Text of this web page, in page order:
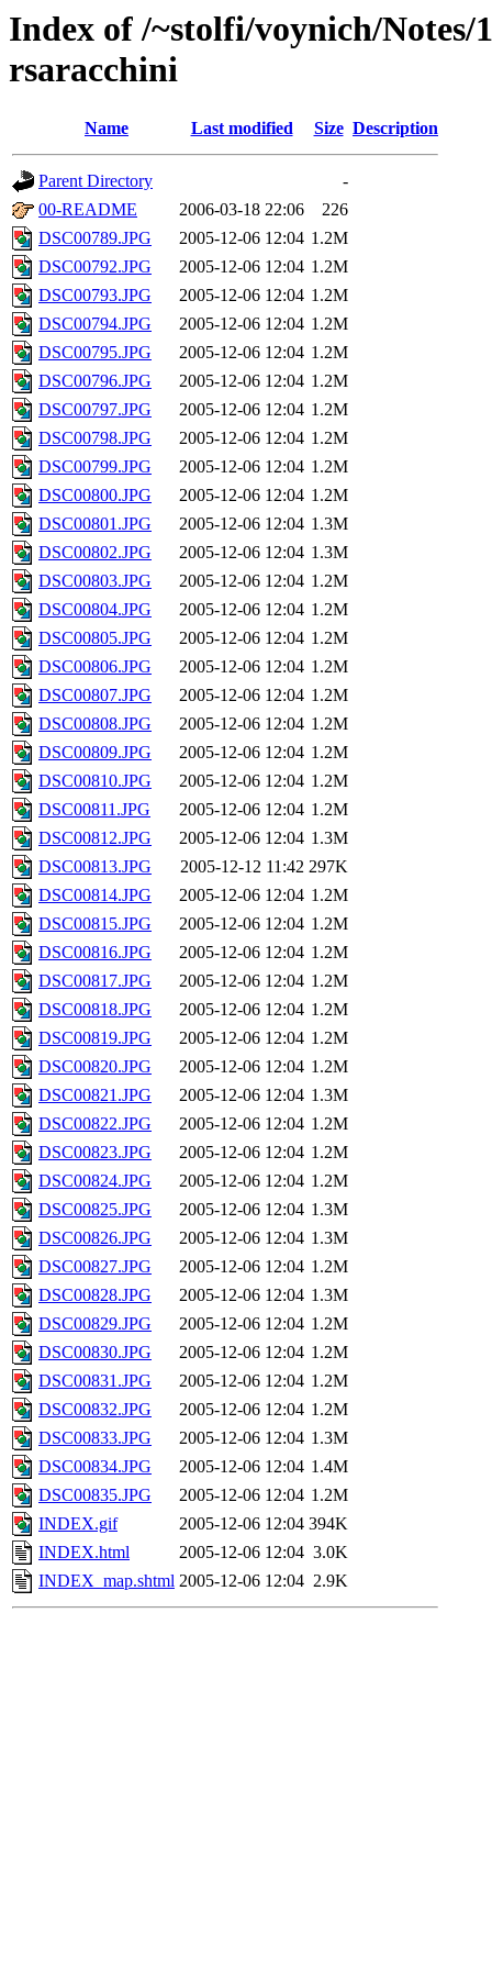
Index of /~stolfi/voynich/Notes/
rsaracchini
Name Last modified Size Description
Parent Directory
-
00-README
2006-03-18 22:06
226
DSC00789.JPG
2005-12-06 12:04 1.2M
DSC00792.JPG
2005-12-06 12:04 1.2M
DSC00793.JPG
2005-12-06 12:04 1.2M
DSC00794.JPG
2005-12-06 12:04 1.2M
DSC00795.JPG
2005-12-06 12:04 1.2M
DSC00796.JPG
2005-12-06 12:04 1.2M
DSC00797.JPG
2005-12-06 12:04 1.2M
DSC00798.JPG
2005-12-06 12:04 1.2M
DSC00799.JPG
2005-12-06 12:04 1.2M
DSC00800.JPG
2005-12-06 12:04 1.2M
DSC00801.JPG
2005-12-06 12:04 1.3M
DSC00802.JPG
2005-12-06 12:04 1.3M
DSC00803.JPG
2005-12-06 12:04 1.2M
DSC00804.JPG
2005-12-06 12:04 1.2M
DSC00805.JPG
2005-12-06 12:04 1.2M
DSC00806.JPG
2005-12-06 12:04 1.2M
DSC00807.JPG
2005-12-06 12:04 1.2M
DSC00808.JPG
2005-12-06 12:04 1.2M
DSC00809.JPG
2005-12-06 12:04 1.2M
DSC00810.JPG
2005-12-06 12:04 1.2M
DSC00811.JPG
2005-12-06 12:04 1.2M
DSC00812.JPG
2005-12-06 12:04 1.3M
DSC00813.JPG
2005-12-12 11:42 297K
DSC00814.JPG
2005-12-06 12:04 1.2M
DSC00815.JPG
2005-12-06 12:04 1.2M
DSC00816.JPG
2005-12-06 12:04 1.2M
DSC00817.JPG
2005-12-06 12:04 1.2M
DSC00818.JPG
2005-12-06 12:04 1.2M
DSC00819.JPG
2005-12-06 12:04 1.2M
DSC00820.JPG
2005-12-06 12:04 1.2M
DSC00821.JPG
2005-12-06 12:04 1.3M
DSC00822.JPG
2005-12-06 12:04 1.2M
DSC00823.JPG
2005-12-06 12:04 1.2M
DSC00824.JPG
2005-12-06 12:04 1.2M
DSC00825.JPG
2005-12-06 12:04 1.3M
DSC00826.JPG
2005-12-06 12:04 1.3M
DSC00827.JPG
2005-12-06 12:04 1.2M
DSC00828.JPG
2005-12-06 12:04 1.3M
DSC00829.JPG
2005-12-06 12:04 1.2M
DSC00830.JPG
2005-12-06 12:04 1.2M
DSC00831.JPG
2005-12-06 12:04 1.2M
DSC00832.JPG
2005-12-06 12:04 1.2M
DSC00833.JPG
2005-12-06 12:04 1.3M
DSC00834.JPG
2005-12-06 12:04 1.4M
DSC00835.JPG
2005-12-06 12:04 1.2M
INDEX.gif
2005-12-06 12:04 394K
INDEX.html
2005-12-06 12:04 3.0K
INDEX_map.shtml 2005-12-06 12:04 2.9K